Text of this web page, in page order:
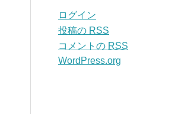
ログイン
投稿の RSS
コメントの RSS
WordPress.org